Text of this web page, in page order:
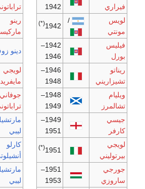
فيراري
1942
1942
(*)
فيليس
1942–
1946
تشيزاريني
1946–
1948
تشالمرز
1948–
1949
جيسي
1949–
1951
لويجي
بيرتوليني
(*)
جورجي
ساروزي
1951–
1953
تراباتوني
ماركيسي
دينو زوف
لويجي
مايفريدي
جوفاني
تراباتوني
مارتشيلو
أنشيلوتي
مارتشيلو